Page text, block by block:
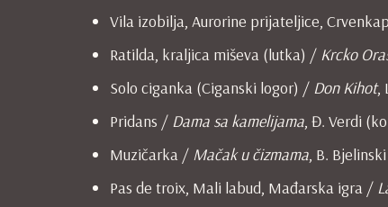
Vila izobilja, Aurorine prijateljice,
Ratilda, kraljica miševa (lutka) / Krcko
Solo ciganka (Ciganski logor) / Don Kihot,
Pridans / Dama sa kamelijama, Đ. Verdi
Muzičarka / Mačak u čizmama, B.
Pas de troix, Mali labud, Mađarska igra /